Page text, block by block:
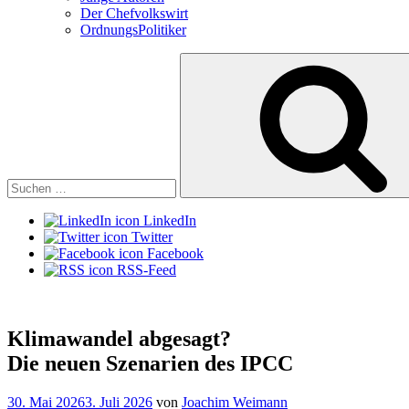
Der Chefvolkswirt
OrdnungsPolitiker
LinkedIn
Twitter
Facebook
RSS-Feed
Klimawandel abgesagt?
Die neuen Szenarien des IPCC
Veröffentlicht
30. Mai 20263. Juli 2026 von Joachim Weimann